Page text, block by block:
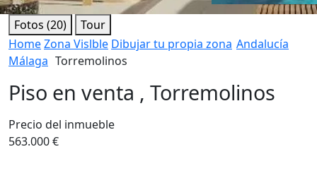
Fotos (20)
Tour
HomeZona Vislble Dibujar tu propia zona Andalucía
Málaga Torremolinos
Piso en venta , Torremolinos
Precio del inmueble
563.000 €